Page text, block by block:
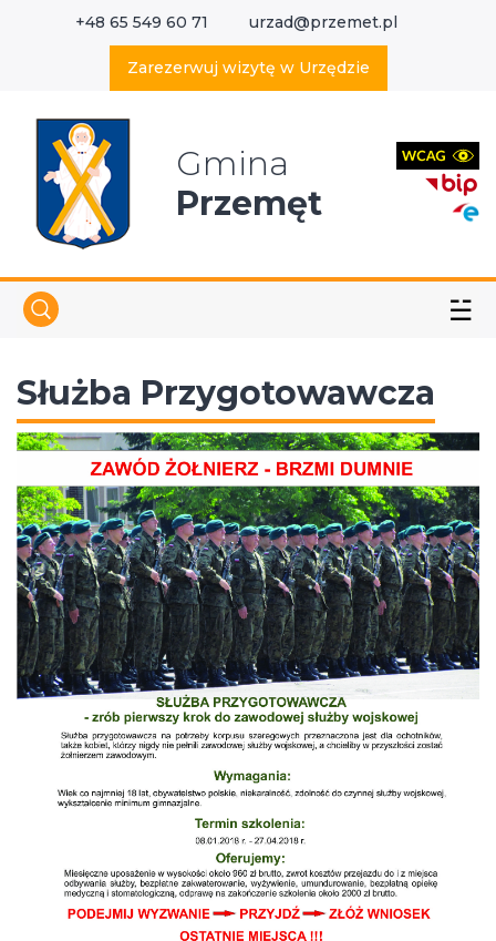
+48 65 549 60 71 urzad@przemet.pl
Zarezerwuj wizytę w Urzędzie
Gmina
Przemęt
☱
Służba Przygotowawcza
Wyszukaj w serwisie